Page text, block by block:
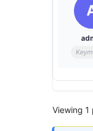
Viewing 1